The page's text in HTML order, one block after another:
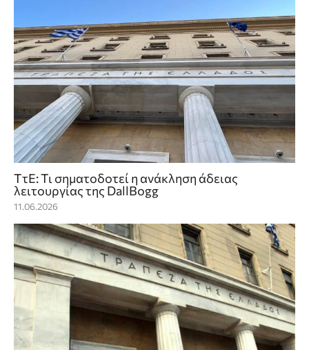
ΤτΕ: Τι σηματοδοτεί η ανάκληση άδειας
λειτουργίας της DallBogg
11.06.2026